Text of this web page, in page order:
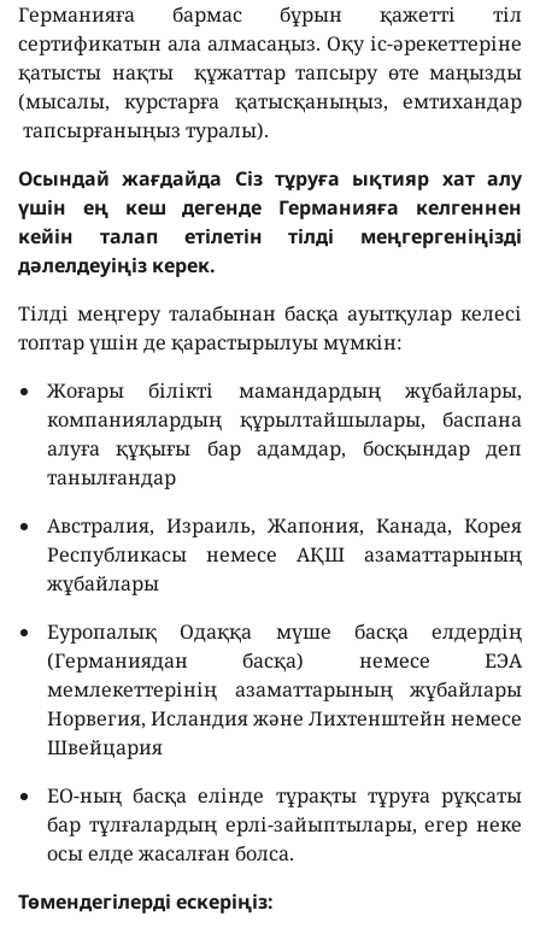
Германияға бармас бұрын қажетті тіл
сертификатын ала алмасаңыз. Оқу іс-әрекеттеріне
қатысты нақты құжаттар тапсыру өте маңызды
(мысалы, курстарға қатысқаныңыз, емтихандар
тапсырғаныңыз туралы).
Осындай жағдайда Сіз тұруға ықтияр хат алу
үшін ең кеш дегенде Германияға келгеннен
кейін талап етілетін тілді меңгергеніңізді
дәлелдеуіңіз керек.
Тілді меңгеру талабынан басқа ауытқулар келесі
топтар үшін де қарастырылуы мүмкін:
Жоғары білікті мамандардың жұбайлары,
компаниялардың құрылтайшылары, баспана
алуға құқығы бар адамдар, босқындар деп
танылғандар
Австралия, Израиль, Жапония, Канада, Корея
Республикасы немесе АҚШ азаматтарының
жұбайлары
Еуропалық Одаққа мүше басқа елдердің
(Германиядан басқа) немесе ЕЭА
мемлекеттерінің азаматтарының жұбайлары
Норвегия, Исландия және Лихтенштейн немесе
Швейцария
ЕО-ның басқа елінде тұрақты тұруға рұқсаты
бар тұлғалардың ерлі-зайыптылары, егер неке
осы елде жасалған болса.
Төмендегілерді ескеріңіз: